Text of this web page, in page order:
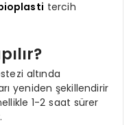
tercih
altında
yeniden şekillendirir
1-2 saat sürer